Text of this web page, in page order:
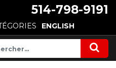
514-798-9191
ENGLISH